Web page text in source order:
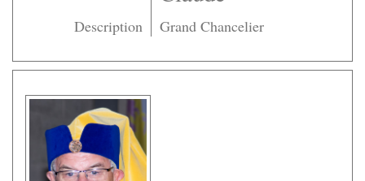
Description Grand Chancelier